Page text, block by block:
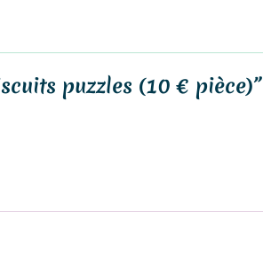
puzzles (10 € pièce)”